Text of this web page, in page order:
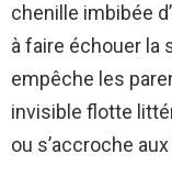
chenille imbibée
à faire échouer la
empêche les
invisible flotte
ou s’accroche